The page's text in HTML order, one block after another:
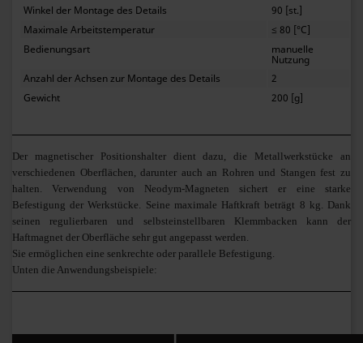
Winkel der Montage des Details
90 [st.]
Maximale Arbeitstemperatur
≤ 80 [°C]
Bedienungsart
manuelle
Nutzung
Anzahl der Achsen zur Montage des Details
2
Gewicht
200 [g]
Der magnetischer Positionshalter dient dazu, die Metallwerkstücke an
verschiedenen Oberflächen, darunter auch an Rohren und Stangen fest zu
halten. Verwendung von Neodym-Magneten sichert er eine starke
Befestigung der Werkstücke. Seine maximale Haftkraft beträgt 8 kg. Dank
seinen regulierbaren und selbsteinstellbaren Klemmbacken kann der
Haftmagnet der Oberfläche sehr gut angepasst werden.
Sie ermöglichen eine senkrechte oder parallele Befestigung.
Unten die Anwendungsbeispiele: